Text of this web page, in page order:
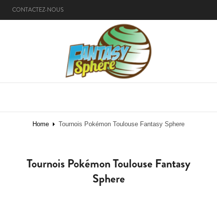
CONTACTEZ-NOUS
Home Tournois Pokémon Toulouse Fantasy Sphere
Tournois Pokémon Toulouse Fantasy
Sphere